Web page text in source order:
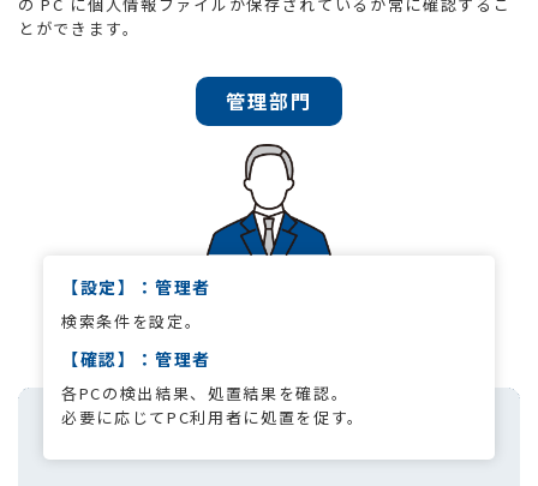
とができます。
管理部門
【設定】：管理者
検索条件を設定。
【確認】：管理者
各PCの検出結果、処置結果を確認。
必要に応じてPC利用者に処置を促す。